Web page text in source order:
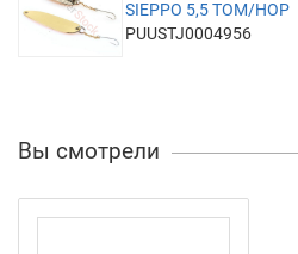
SIEPPO 5,5 TOM/HOP
PUUSTJ0004956
Вы смотрели